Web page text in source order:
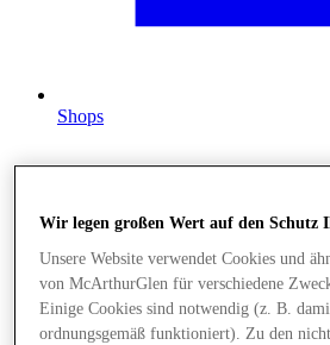
Shops
Wir legen großen Wert auf den Schutz
Unsere Website verwendet Cookies und
von McArthurGlen für verschiedene
Einige Cookies sind notwendig (z. B.
ordnungsgemäß funktioniert). Zu den